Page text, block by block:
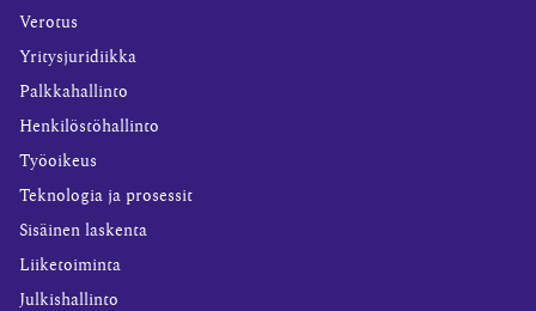
Verotus
Yritysjuridiikka
Palkkahallinto
Henkilöstöhallinto
Työoikeus
Teknologia ja prosessit
Sisäinen laskenta
Liiketoiminta
Julkishallinto